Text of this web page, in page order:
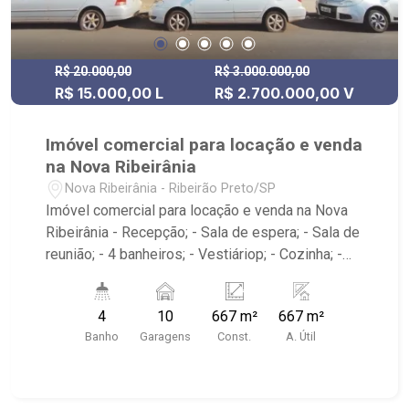
R$ 20.000,00
R$ 15.000,00 L
R$ 3.000.000,00
R$ 2.700.000,00 V
Imóvel comercial para locação e venda
na Nova Ribeirânia
Nova Ribeirânia - Ribeirão Preto/SP
Imóvel comercial para locação e venda na Nova
Ribeirânia - Recepção; - Sala de espera; - Sala de
reunião; - 4 banheiros; - Vestiáriop; - Cozinha; -
- Pátio; - Depósito; - Estacionamento interno para
10 veículos; - Área de serviço; - Espaço com
escritórios; - Próximo a UNAERP e Av.
4
Banho
10
Garagens
667 m²
Const.
667 m²
A. Útil